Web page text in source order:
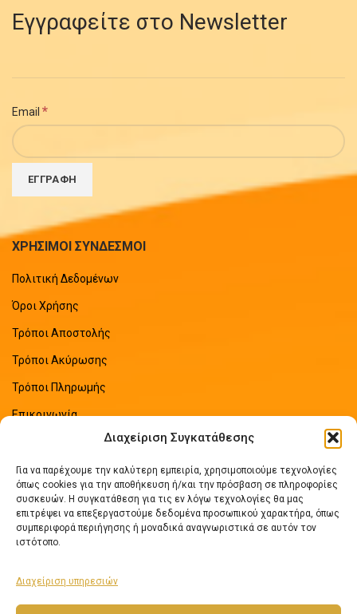
Διαχείριση Συγκατάθεσης
Για να παρέχουμε την καλύτερη εμπειρία, χρησιμοποιούμε τεχνολογίες
όπως cookies για την αποθήκευση ή/και την πρόσβαση σε πληροφορίες
συσκευών. Η συγκατάθεση για τις εν λόγω τεχνολογίες θα μας
επιτρέψει να επεξεργαστούμε δεδομένα προσωπικού χαρακτήρα, όπως
συμπεριφορά περιήγησης ή μοναδικά αναγνωριστικά σε αυτόν τον
ιστότοπο.
Διαχείριση υπηρεσιών
Εγγραφείτε στο Newsletter
Email *
ΧΡΗΣΙΜΟΙ ΣΥΝΔΕΣΜΟΙ
Πολιτική Δεδομένων
Όροι Χρήσης
Τρόποι Αποστολής
Τρόποι Ακύρωσης
Τρόποι Πληρωμής
Επικοινωνία
ΠΡΟΣΦΑΤΑ ΑΡΘΡΑ
Οδηγός Εξοικονόμησης Ενέργειας
No Comments
Πως να επιλέξετε ηλιακό θερμοσίφωνα